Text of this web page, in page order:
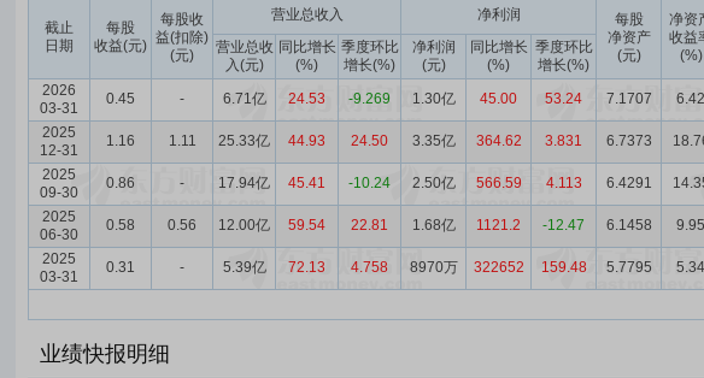
截止
日期
每股
收益(元)
每股收
益(扣除)
(元)
营业总收入 净利润
每股
净资产
(元)
净资
收益
(%)
营业总收
入(元)
同比增长
(%)
季度环比
增长(%)
净利润
(元)
同比增长
(%)
季度环比
增长(%)
2026
03-31
0.45 - 6.71亿 24.53 -9.269 1.30亿 45.00 53.24 7.1707 6.42
2025
12-31
1.16 1.11 25.33亿 44.93 24.50 3.35亿 364.62 3.831 6.7373
2025
09-30
0.86 - 17.94亿 45.41 -10.24 2.50亿 566.59 4.113 6.4291
2025
06-30
0.58 0.56 12.00亿 59.54 22.81 1.68亿 1121.2 -12.47 6.1458 9.95
2025
03-31
0.31 - 5.39亿 72.13 4.758 8970万 322652 159.48 5.7795 5.34
业绩快报明细